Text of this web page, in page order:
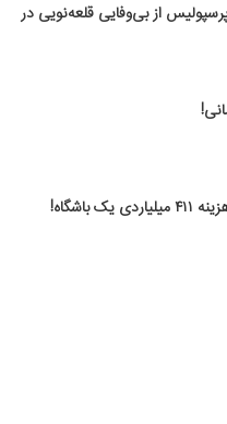
از بی‌وفایی قلعه‌نویی در
باشگاه!